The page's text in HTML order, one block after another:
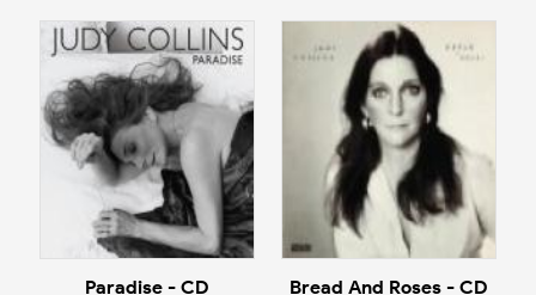
Paradise - CD Bread And Roses - CD